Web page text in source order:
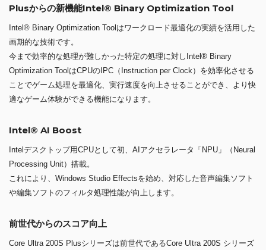
Plusからの新機能Intel® Binary Optimization Tool
Intel® Binary Optimization Toolはワークロード最適化の実績を活用した
画期的な技術です。
今まで効率的な処理が難しかった特定の処理に対しIntel® Binary
Optimization ToolはCPUのIPC（Instruction per Clock）を効率化させる
ことでゲーム処理を最適化、実行速度を向上させることができ、より快
適なゲーム体験ができる機能になります。
Intel® AI Boost
Intelデスクトップ用CPUとして初、AIアクセラレータ「NPU」（Neural
Processing Unit）搭載。
これにより、Windows Studio Effectsを始め、対応した音声編集ソフト
や編集ソフトのフィルタ処理性能が向上します。
前世代からのスコア向上
Core Ultra 200S Plusシリーズは前世代であるCore Ultra 200S シリーズ